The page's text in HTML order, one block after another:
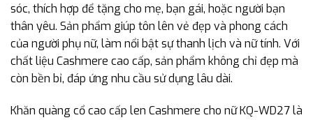
sóc, thích hợp để tặng cho mẹ, bạn gái, hoặc người bạn
thân yêu. Sản phẩm giúp tôn lên vẻ đẹp và phong cách
của người phụ nữ, làm nổi bật sự thanh lịch và nữ tính. Với
chất liệu Cashmere cao cấp, sản phẩm không chỉ đẹp mà
còn bền bỉ, đáp ứng nhu cầu sử dụng lâu dài.
Khăn quàng cổ cao cấp len Cashmere cho nữ KQ-WD27 là